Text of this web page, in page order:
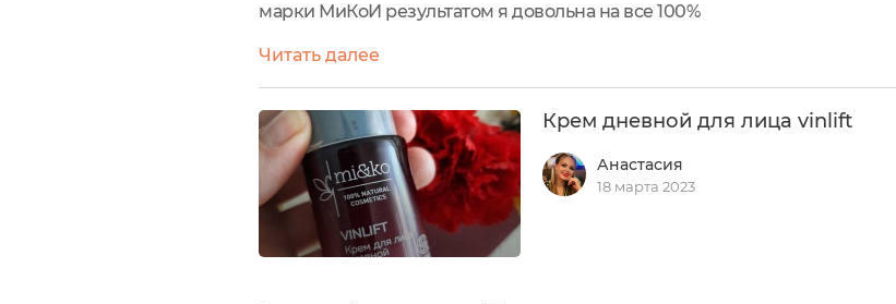
марки МиКоИ результатом я довольна на все 100%
Читать далее
Крем дневной для лица vinlift
Анастасия
18 марта 2023